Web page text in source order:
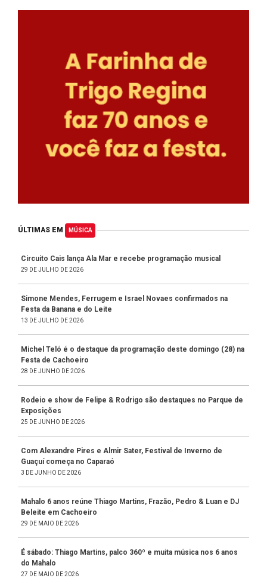
ÚLTIMAS EM MÚSICA
Circuito Cais lança Ala Mar e recebe programação musical
29 DE JULHO DE 2026
Simone Mendes, Ferrugem e Israel Novaes confirmados na
Festa da Banana e do Leite
13 DE JULHO DE 2026
Michel Teló é o destaque da programação deste domingo (28) na
Festa de Cachoeiro
28 DE JUNHO DE 2026
Rodeio e show de Felipe & Rodrigo são destaques no Parque de
Exposições
25 DE JUNHO DE 2026
Com Alexandre Pires e Almir Sater, Festival de Inverno de
Guaçuí começa no Caparaó
3 DE JUNHO DE 2026
Mahalo 6 anos reúne Thiago Martins, Frazão, Pedro & Luan e DJ
Beleite em Cachoeiro
29 DE MAIO DE 2026
É sábado: Thiago Martins, palco 360º e muita música nos 6 anos
do Mahalo
27 DE MAIO DE 2026